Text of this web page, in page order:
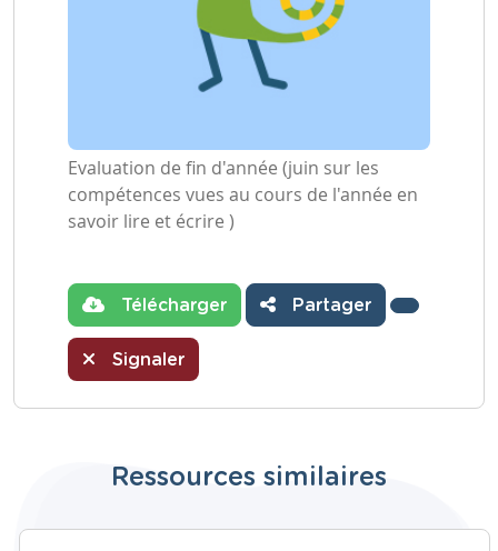
Evaluation de fin d'année (juin sur les
compétences vues au cours de l'année en
savoir lire et écrire )
Télécharger Partager
Signaler
Ressources similaires